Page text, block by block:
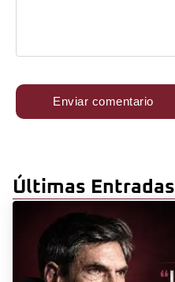
Últimas Entradas